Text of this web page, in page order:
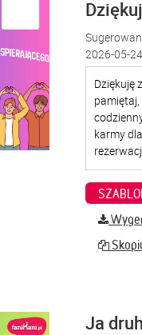
2026-05-
Ja